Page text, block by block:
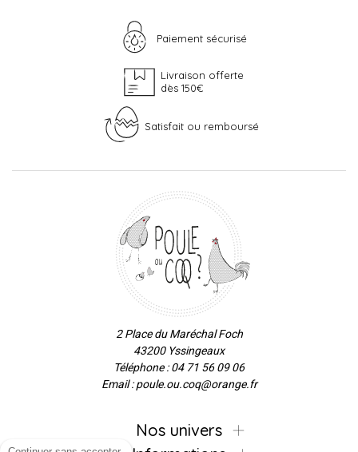
Paiement sécurisé
Livraison offerte
dès 150€
Satisfait ou remboursé
2 Place du Maréchal Foch
43200 Yssingeaux
Téléphone : 04 71 56 09 06
Email : poule.ou.coq@orange.fr
Nos univers